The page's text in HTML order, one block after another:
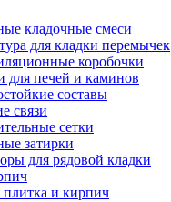
кладочные смеси
для кладки перемычек
коробочки
для печей и каминов
составы
связи
сетки
затирки
для рядовой кладки
плитка и кирпич